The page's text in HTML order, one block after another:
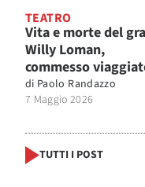
TEATRO
Vita e morte del
Willy Loman,
commesso
di Paolo Randazzo
7 Maggio 2026
TUTTI I POST